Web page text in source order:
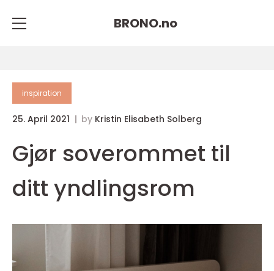
BRONO.no
inspiration
25. April 2021 by Kristin Elisabeth Solberg
Gjør soverommet til
ditt yndlingsrom